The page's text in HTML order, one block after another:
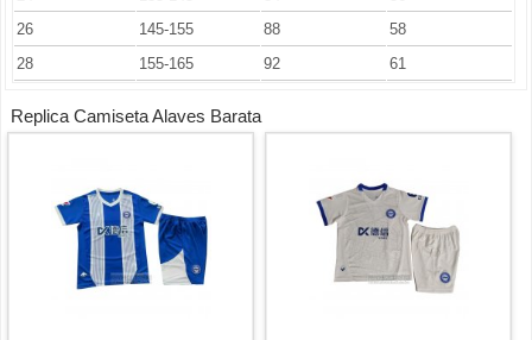
26
145-155 88
58
28
155-165 92 61
Replica Camiseta Alaves Barata